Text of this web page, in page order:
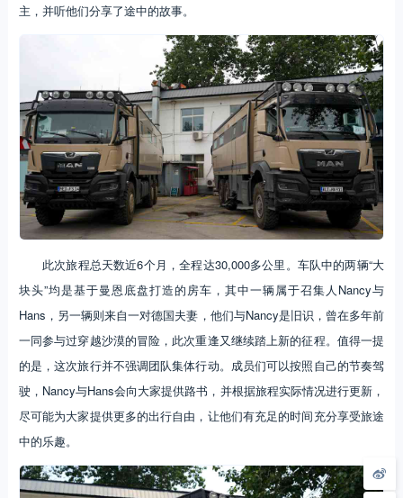
主，并听他们分享了途中的故事。
此次旅程总天数近6个月，全程达30,000多公里。车队中的两辆“大
块头”均是基于曼恩底盘打造的房车，其中一辆属于召集人Nancy与
Hans，另一辆则来自一对德国夫妻，他们与Nancy是旧识，曾在多年前
一同参与过穿越沙漠的冒险，此次重逢又继续踏上新的征程。值得一提
的是，这次旅行并不强调团队集体行动。成员们可以按照自己的节奏驾
驶，Nancy与Hans会向大家提供路书，并根据旅程实际情况进行更新，
尽可能为大家提供更多的出行自由，让他们有充足的时间充分享受旅途
中的乐趣。